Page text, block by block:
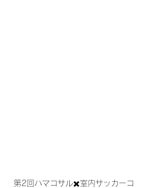
第2回ハマコサル✖️室内サッカーコ